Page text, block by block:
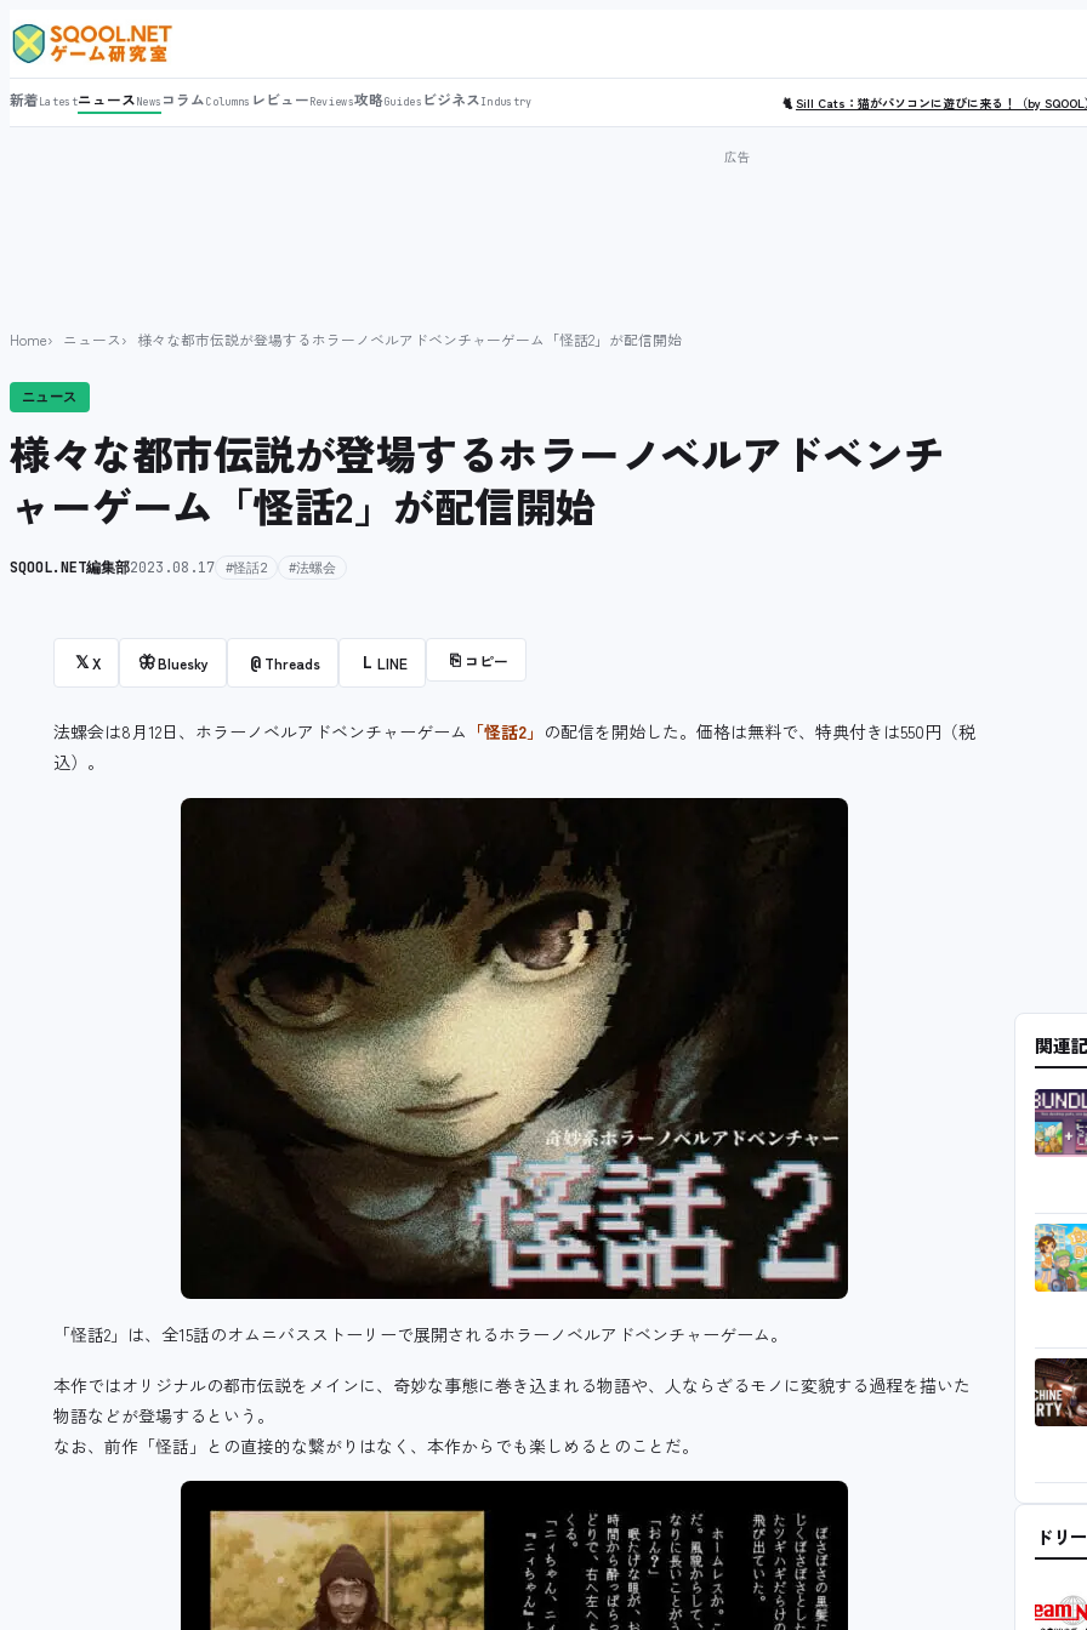
新着LatestニュースNews コラムColumns レビューReviews攻略Guides ビジネスIndustry 🐈Sill Cats：猫がパソコンに遊びに来る！（by
Home ニュース 様々な都市伝説が登場するホラーノベルアドベンチャーゲーム「怪話2」が配信開始
ニュース
様々な都市伝説が登場するホラーノベルアドベンチ
ャーゲーム「怪話2」が配信開始
SQOOL.NET編集部2023.08.17 #怪話2 #法螺会
𝕏X 🦋Bluesky @ Threads L LINE ⎘ コピー
法螺会は8月12日、ホラーノベルアドベンチャーゲーム 「怪話2」 の配信を開始した。価格は無料で、特典付きは550円（税
込）。
「怪話2」は、全15話のオムニバスストーリーで展開されるホラーノベルアドベンチャーゲーム。
本作ではオリジナルの都市伝説をメインに、奇妙な事態に巻き込まれる物語や、人ならざるモノに変貌する過程を描いた
物語などが登場するという。
なお、前作「怪話」との直接的な繋がりはなく、本作からでも楽しめるとのことだ。
関連
ドリ